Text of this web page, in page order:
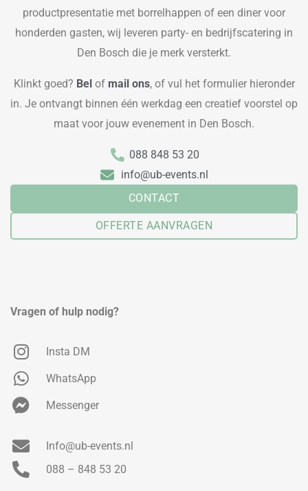
productpresentatie met borrelhappen of een diner voor
honderden gasten, wij leveren party- en bedrijfscatering in
Den Bosch die je merk versterkt.
Klinkt goed? Belof mail ons, of vul het formulier hieronder
in. Je ontvangt binnen één werkdag een creatief voorstel op
maat voor jouw evenement in Den Bosch.
088 848 53 20
info@ub-events.nl
CONTACT
OFFERTE AANVRAGEN
Vragen of hulp nodig?
Insta DM
WhatsApp
Messenger
Info@ub-events.nl
088 – 848 53 20